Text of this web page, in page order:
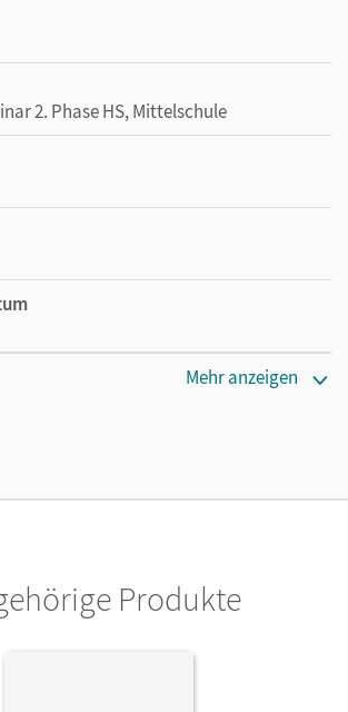
2. Phase HS, Mittelschule
Mehr anzeigen
Produkte